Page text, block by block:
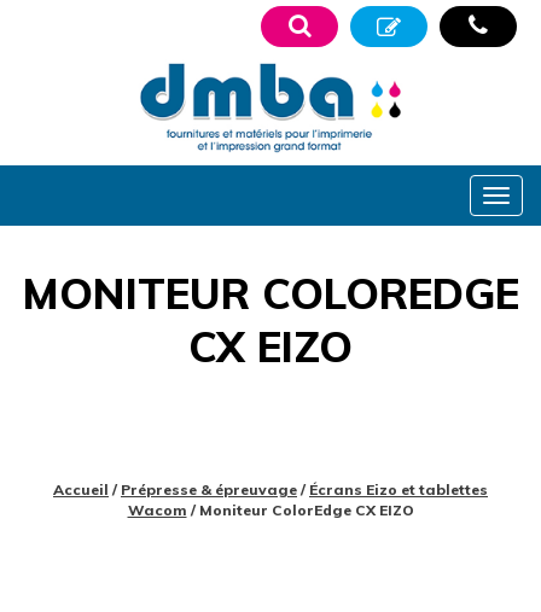
MONITEUR COLOREDGE
CX EIZO
Accueil / Prépresse & épreuvage / Écrans Eizo et tablettes
Wacom / Moniteur ColorEdge CX EIZO